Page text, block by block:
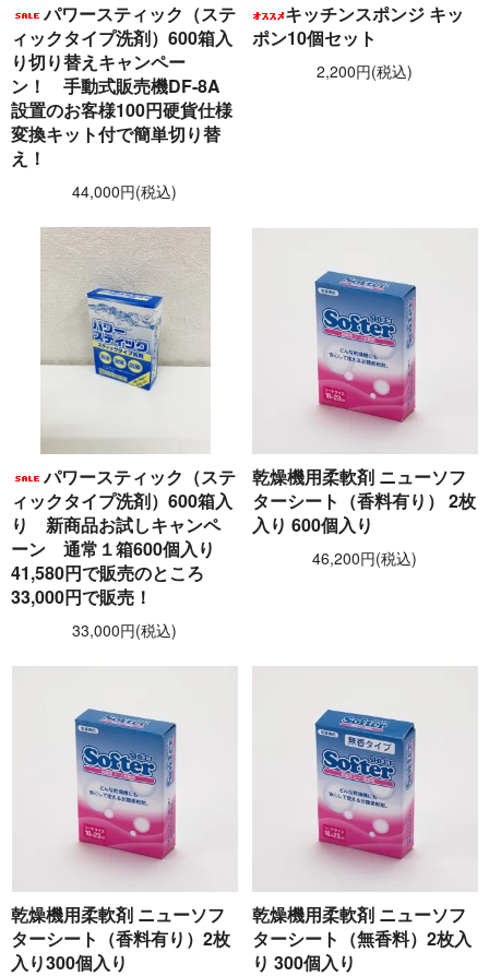
パワースティック（ステ
ィックタイプ洗剤）600箱入
り切り替えキャンペー
ン！ 手動式販売機DF-8A
設置のお客様100円硬貨仕様
変換キット付で簡単切り替
え！
44,000円(税込)
キッチンスポンジ キッ
ポン10個セット
2,200円(税込)
パワースティック（ステ
ィックタイプ洗剤）600箱入
り 新商品お試しキャンペ
ーン 通常１箱600個入り
41,580円で販売のところ
33,000円で販売！
33,000円(税込)
乾燥機用柔軟剤 ニューソフ
ターシート（香料有り） 2枚
入り 600個入り
46,200円(税込)
乾燥機用柔軟剤 ニューソフ
ターシート（香料有り）2枚
入り300個入り
乾燥機用柔軟剤 ニューソフ
ターシート（無香料）2枚入
り 300個入り